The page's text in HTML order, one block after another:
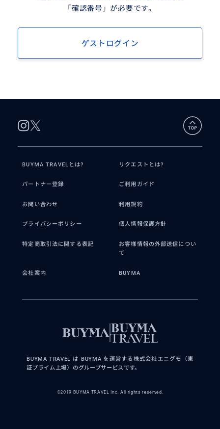
「確認番号」が必要です。
ゲストログイン
BUYMA TRAVELとは? リクエストとは?
パートナー登録 ご利用ガイド
お問い合わせ 利用規約
プライバシーポリシー 個人情報保護方針
特定商取引法に関する表記
お客様情報の外部送信につい
て
会社案内 BUYMA
BUYMA TRAVEL は BUYMA を運営する株式会社エニグモ（東
証プライム上場）のグループサービスです。
©2019 BUYMA TRAVEL Inc. All rights reserved.